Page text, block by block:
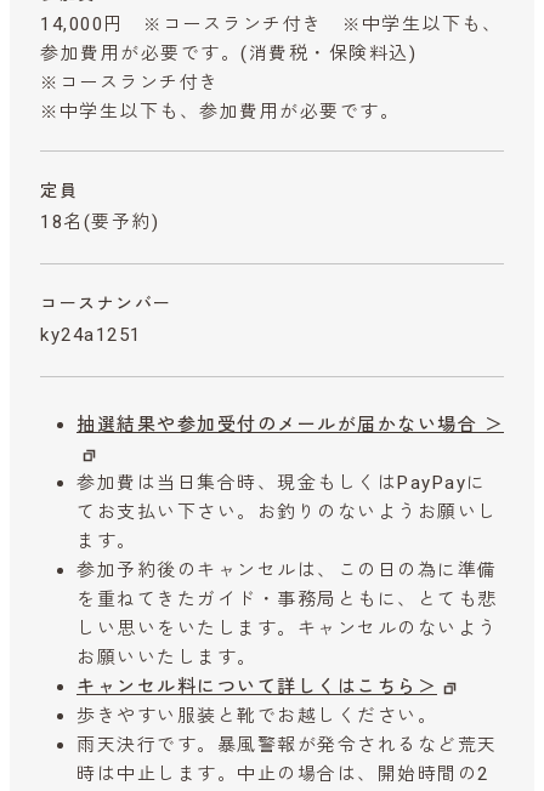
14,000円 ※コースランチ付き ※中学生以下も、
参加費用が必要です。 (消費税・保険料込)
※コースランチ付き
※中学生以下も、参加費用が必要です。
定員
18名(要予約)
コースナンバー
ky24a1251
抽選結果や参加受付のメールが届かない場合 ＞
参加費は当日集合時、現金もしくはPayPayに
てお支払い下さい。お釣りのないようお願いし
ます。
参加予約後のキャンセルは、この日の為に準備
を重ねてきたガイド・事務局ともに、とても悲
しい思いをいたします。キャンセルのないよう
お願いいたします。
キャンセル料について詳しくはこちら＞
歩きやすい服装と靴でお越しください。
雨天決行です。暴風警報が発令されるなど荒天
時は中止します。中止の場合は、開始時間の2